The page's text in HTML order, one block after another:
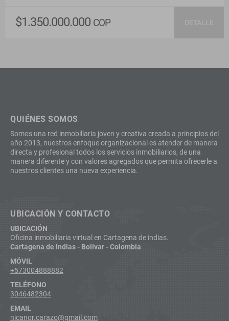
$1.350.000.000 COP DETALLE
QUIÉNES SOMOS
Somos una red inmobiliaria joven y creativa creada a principios del
año 2013, nuestros enfoque organizacional es atender de manera
directa y profesional todos los servicios inmobiliarios, de una
manera diferente y con valores agregados que permita ofrecerle a
nuestros clientes una nueva experiencia.
UBICACIÓN Y CONTACTO
UBICACIÓN
Oficina inmobiliaria virtual en Cartagena de indias.
Cartagena de Indias - Bolívar - Colombia
MÓVIL
+573004888882
TELÉFONO
3046482304
EMAIL
nicanor.carazo@gmail.com